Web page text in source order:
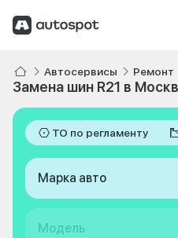
Автосервисы Ремонт
Замена шин R21 в
ТО по регламенту
Марка авто
Модель